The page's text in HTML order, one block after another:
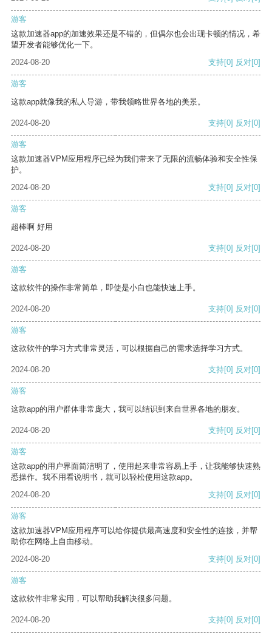
游客
这款加速器app的加速效果还是不错的，但偶尔也会出现卡顿的情况，希
望开发者能够优化一下。
2024-08-20
支持[0] 反对[0]
游客
这款app就像我的私人导游，带我领略世界各地的美景。
2024-08-20 支持[0] 反对[0]
游客
这款加速器VPM应用程序已经为我们带来了无限的流畅体验和安全性保
护。
2024-08-20
支持[0] 反对[0]
游客
超棒啊 好用
2024-08-20 支持[0] 反对[0]
游客
这款软件的操作非常简单，即使是小白也能快速上手。
2024-08-20 支持[0] 反对[0]
游客
这款软件的学习方式非常灵活，可以根据自己的需求选择学习方式。
2024-08-20 支持[0] 反对[0]
游客
这款app的用户群体非常庞大，我可以结识到来自世界各地的朋友。
2024-08-20 支持[0] 反对[0]
游客
这款app的用户界面简洁明了，使用起来非常容易上手，让我能够快速熟
悉操作。我不用看说明书，就可以轻松使用这款app。
2024-08-20
支持[0] 反对[0]
游客
这款加速器VPM应用程序可以给你提供最高速度和安全性的连接，并帮
助你在网络上自由移动。
2024-08-20
支持[0] 反对[0]
游客
这款软件非常实用，可以帮助我解决很多问题。
2024-08-20 支持[0] 反对[0]